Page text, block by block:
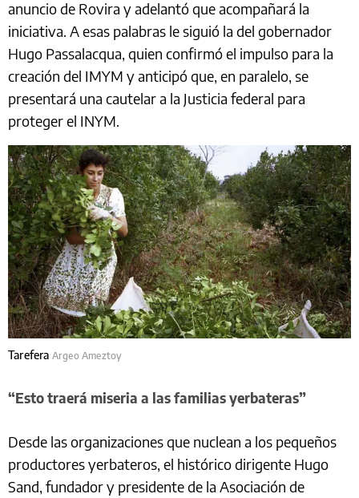
anuncio de Rovira y adelantó que acompañará la
iniciativa. A esas palabras le siguió la del gobernador
Hugo Passalacqua, quien confirmó el impulso para la
creación del IMYM y anticipó que, en paralelo, se
presentará una cautelar a la Justicia federal para
proteger el INYM.
Tarefera Argeo Ameztoy
“Esto traerá miseria a las familias yerbateras”
Desde las organizaciones que nuclean a los pequeños
productores yerbateros, el histórico dirigente Hugo
Sand, fundador y presidente de la Asociación de